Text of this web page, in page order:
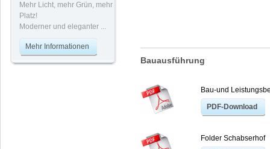
Mehr Licht, mehr Grün, mehr
Platz!
Moderner und eleganter ...
Mehr Informationen
Bauausführung
Bau-und
PDF-Download
Folder Schabserhof